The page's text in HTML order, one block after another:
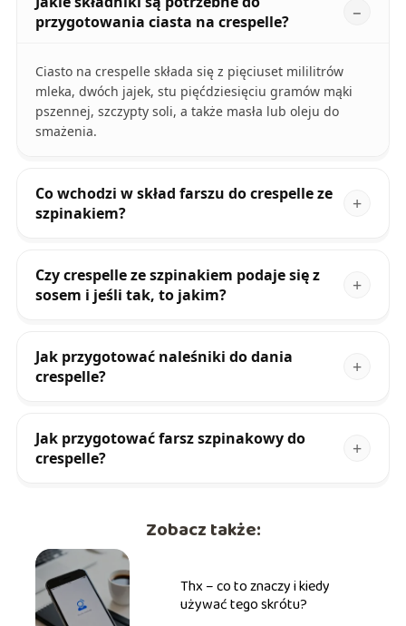
przygotowania ciasta na crespelle?
Ciasto na crespelle składa się z pięciuset mililitrów
mleka, dwóch jajek, stu pięćdziesięciu gramów mąki
pszennej, szczypty soli, a także masła lub oleju do
smażenia.
Co wchodzi w skład farszu do crespelle ze
szpinakiem?
Czy crespelle ze szpinakiem podaje się z
sosem i jeśli tak, to jakim?
Jak przygotować naleśniki do dania
crespelle?
Jak przygotować farsz szpinakowy do
crespelle?
Zobacz także:
Thx – co to znaczy i kiedy
używać tego skrótu?